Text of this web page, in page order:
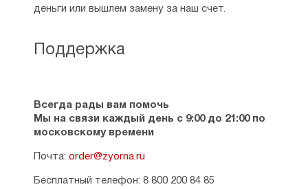
Поддержка
Всегда рады вам помочь
Мы на связи каждый день с 9:00 до 21:00 по
московскому времени
Почта: order@zyorna.ru
Бесплатный телефон: 8 800 200 84 85
деньги или вышлем замену за наш счет.